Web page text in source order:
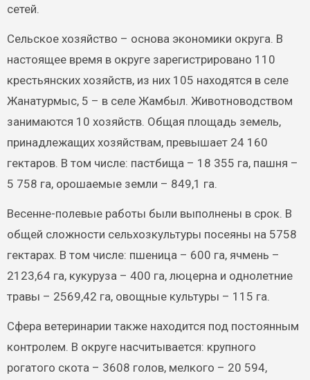
сетей.
Сельское хозяйство – основа экономики округа. В
настоящее время в округе зарегистрировано 110
крестьянских хозяйств, из них 105 находятся в селе
Жанатурмыс, 5 – в селе Жамбыл. Животноводством
занимаются 10 хозяйств. Общая площадь земель,
принадлежащих хозяйствам, превышает 24 160
гектаров. В том числе: пастбища – 18 355 га, пашня –
5 758 га, орошаемые земли – 849,1 га.
Весенне-полевые работы были выполнены в срок. В
общей сложности сельхозкультуры посеяны на 5758
гектарах. В том числе: пшеница – 600 га, ячмень –
2123,64 га, кукуруза – 400 га, люцерна и однолетние
травы – 2569,42 га, овощные культуры – 115 га.
Сфера ветеринарии также находится под постоянным
контролем. В округе насчитывается: крупного
рогатого скота – 3608 голов, мелкого – 20 594,